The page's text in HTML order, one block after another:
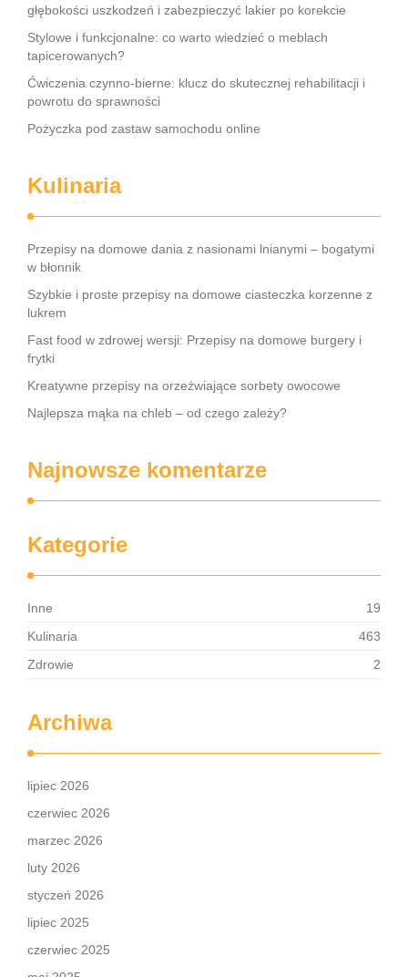
głębokości uszkodzeń i zabezpieczyć lakier po korekcie
Stylowe i funkcjonalne: co warto wiedzieć o meblach
tapicerowanych?
Ćwiczenia czynno-bierne: klucz do skutecznej rehabilitacji i
powrotu do sprawności
Pożyczka pod zastaw samochodu online
Kulinaria
Przepisy na domowe dania z nasionami lnianymi – bogatymi
w błonnik
Szybkie i proste przepisy na domowe ciasteczka korzenne z
lukrem
Fast food w zdrowej wersji: Przepisy na domowe burgery i
frytki
Kreatywne przepisy na orzeźwiające sorbety owocowe
Najlepsza mąka na chleb – od czego zależy?
Najnowsze komentarze
Kategorie
Inne
19
Kulinaria
463
Zdrowie
2
Archiwa
lipiec 2026
czerwiec 2026
marzec 2026
luty 2026
styczeń 2026
lipiec 2025
czerwiec 2025